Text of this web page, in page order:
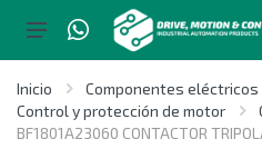
Inicio
Componentes eléctricos
Control y protección de motor
BF1801A23060 CONTACTOR